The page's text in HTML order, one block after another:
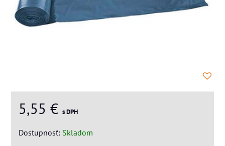
5,55 € s DPH
Dostupnosť: Skladom